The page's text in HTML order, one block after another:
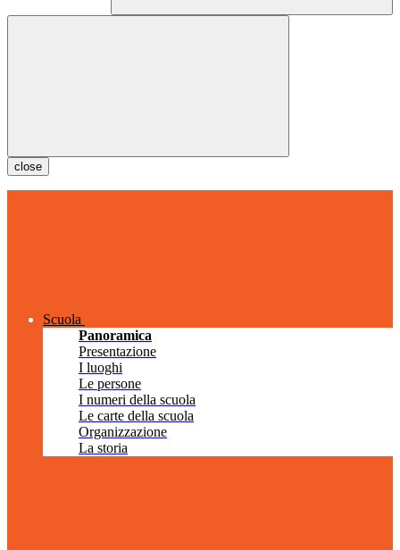
close
Scuola
Panoramica
Presentazione
I luoghi
Le persone
I numeri della scuola
Le carte della scuola
Organizzazione
La storia